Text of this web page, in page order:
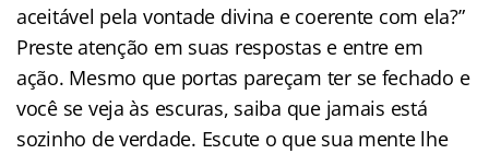
aceitável pela vontade divina e coerente com ela?”
Preste atenção em suas respostas e entre em
ação. Mesmo que portas pareçam ter se fechado e
você se veja às escuras, saiba que jamais está
sozinho de verdade. Escute o que sua mente lhe